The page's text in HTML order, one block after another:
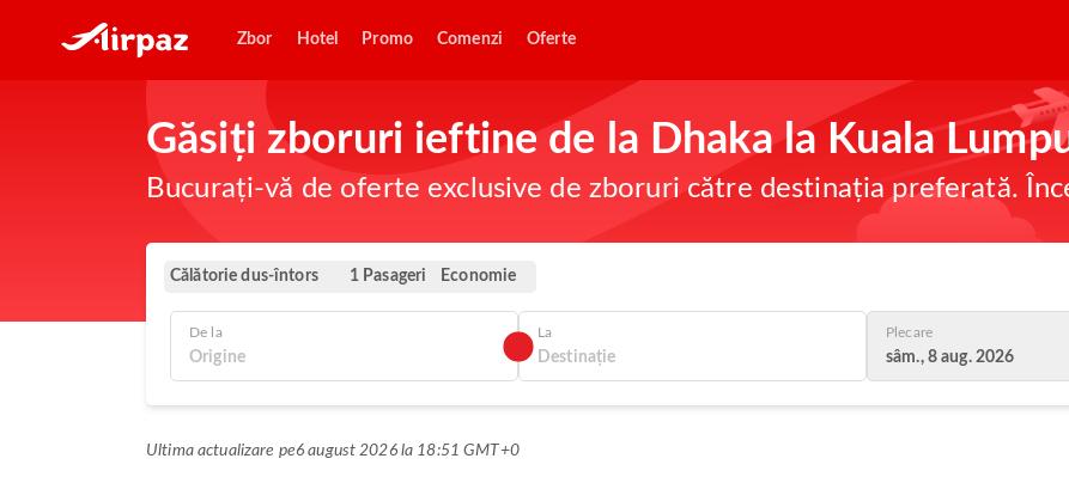
Zbor Hotel Promo Comenzi Oferte
Găsiți zboruri ieftine de la Dhaka la Kuala
Bucurați-vă de oferte exclusive de zboruri către destinația preferată.
Călătorie dus-întors 1 Pasageri Economie
De la La Plecare
sâm., 8 aug. 2026
Ultima actualizare pe6 august 2026 la 18:51 GMT+0